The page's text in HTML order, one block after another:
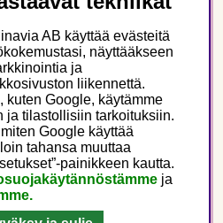
AB käyttää evästeitä
näyttääkseen
ja
liikennettä.
kuten Google, käytämme
ja tilastollisiin tarkoituksiin.
Google käyttää
tahansa muuttaa
painikkeen kautta.
ja